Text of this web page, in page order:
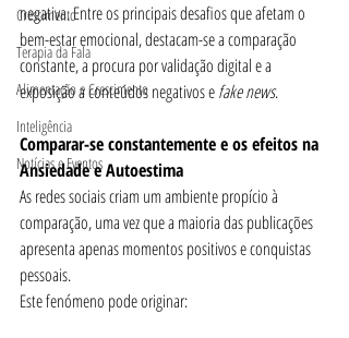
Crescimento
Terapia da Fala
Alimentação e Crescimento
Inteligência
Notícias e Eventos
negativa. Entre os principais desafios que afetam o
bem-estar emocional, destacam-se a comparação
constante, a procura por validação digital e a
exposição a conteúdos negativos e fake news.
Comparar-se constantemente e os efeitos na
Ansiedade e Autoestima
As redes sociais criam um ambiente propício à
comparação, uma vez que a maioria das publicações
apresenta apenas momentos positivos e conquistas
pessoais.
Este fenómeno pode originar: